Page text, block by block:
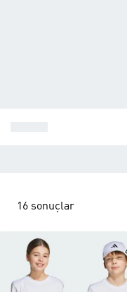
16 sonuçlar